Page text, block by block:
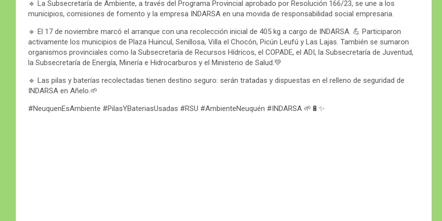
🔹️ La Subsecretaría de Ambiente, a través del Programa Provincial aprobado por Resolución 166/23, se une a los
municipios, comisiones de fomento y la empresa INDARSA en una movida de responsabilidad social empresaria.
🔹️ El 17 de noviembre marcó el arranque con una recolección inicial de 405 kg a cargo de INDARSA. 💪 Participaron
activamente los municipios de Plaza Huincul, Senillosa, Villa el Chocón, Picún Leufú y Las Lajas. También se sumaron
organismos provinciales como la Subsecretaría de Recursos Hídricos, el COPADE, el ADI, la Subsecretaría de Juventud,
la Subsecretaría de Energía, Minería e Hidrocarburos y el Ministerio de Salud.💚
🔹️ Las pilas y baterías recolectadas tienen destino seguro: serán tratadas y dispuestas en el relleno de seguridad de
INDARSA en Añelo.🌱
#NeuquenEsAmbiente #PilasYBateriasUsadas #RSU #AmbienteNeuquén #INDARSA 🌱🔋✨